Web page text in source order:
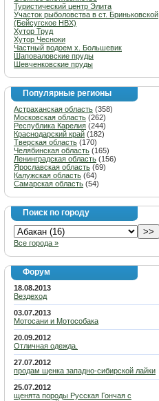
Туристический центр Элита
Участок рыболовства в ст. Бриньковской
(Бейсугское НВХ)
Хутор Труд
Хутор Чесноки
Частный водоем х. Большевик
Шаповаловские пруды
Шевченковские пруды
Популярные регионы
Астраханская область (358)
Московская область (262)
Республика Карелия (244)
Краснодарский край (182)
Тверская область (170)
Челябинская область (165)
Ленинградская область (156)
Ярославская область (69)
Калужская область (64)
Самарская область (54)
Поиск по городу
Все города »
Форум
18.08.2013
Вездеход
03.07.2013
Мотосани и Мотособака
20.09.2012
Отличная одежда.
27.07.2012
продам щенка западно-сибирской лайки
25.07.2012
щенята породы Русская Гончая с